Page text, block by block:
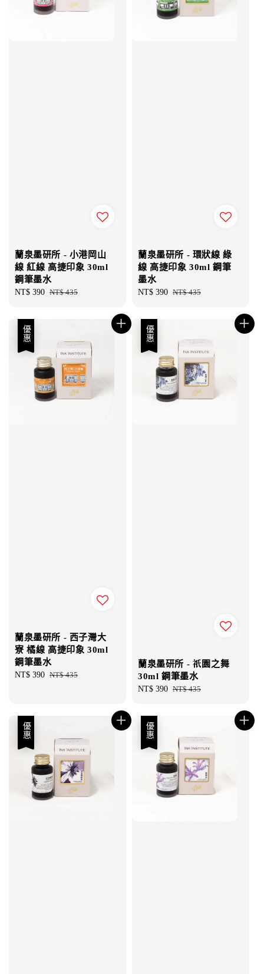
蘭泉墨研所 - 小港岡山
線 紅線 高捷印象 30ml
鋼筆墨水
Sale
NT$ 390 Regular
NT$ 435
蘭泉墨研所 - 環狀線 綠
線 高捷印象 30ml 鋼筆
墨水
Sale
NT$ 390 Regular
NT$ 435
優惠
蘭泉墨研所 - 西子灣大
寮 橘線 高捷印象 30ml
鋼筆墨水
Sale
NT$ 390 Regular
NT$ 435
優惠
蘭泉墨研所 - 祇園之舞
30ml 鋼筆墨水
Sale
NT$ 390 Regular
NT$ 435
優惠 優惠